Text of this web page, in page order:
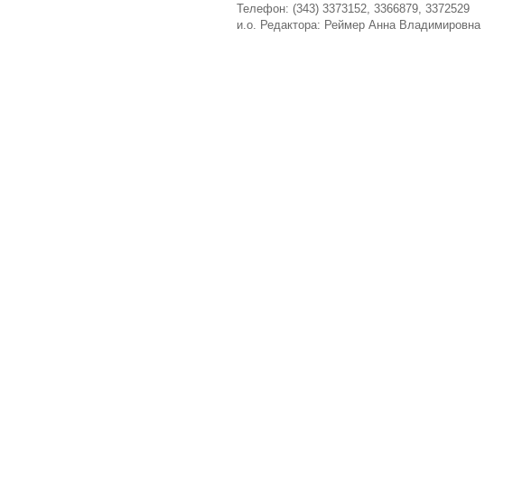
Телефон: (343) 3373152, 3366879, 3372529
и.о. Редактора: Реймер Анна Владимировна